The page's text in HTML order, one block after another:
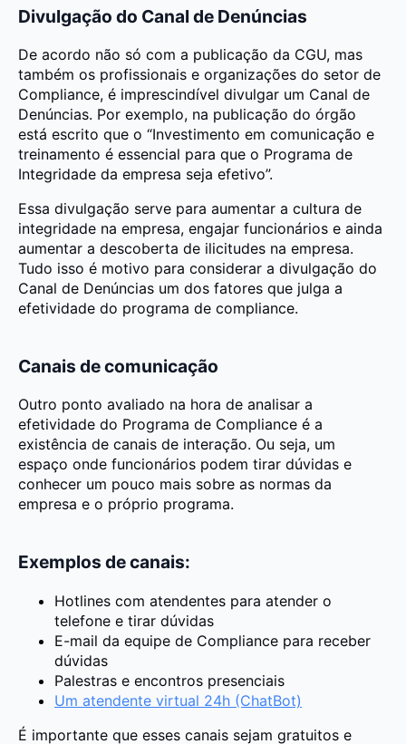
Divulgação do Canal de Denúncias
De acordo não só com a publicação da CGU, mas
também os profissionais e organizações do setor de
Compliance, é imprescindível divulgar um Canal de
Denúncias. Por exemplo, na publicação do órgão
está escrito que o “Investimento em comunicação e
treinamento é essencial para que o Programa de
Integridade da empresa seja efetivo”.
Essa divulgação serve para aumentar a cultura de
integridade na empresa, engajar funcionários e ainda
aumentar a descoberta de ilicitudes na empresa.
Tudo isso é motivo para considerar a divulgação do
Canal de Denúncias um dos fatores que julga a
efetividade do programa de compliance.
Canais de comunicação
Outro ponto avaliado na hora de analisar a
efetividade do Programa de Compliance é a
existência de canais de interação. Ou seja, um
espaço onde funcionários podem tirar dúvidas e
conhecer um pouco mais sobre as normas da
empresa e o próprio programa.
Exemplos de canais:
Hotlines com atendentes para atender o
telefone e tirar dúvidas
E-mail da equipe de Compliance para receber
dúvidas
Palestras e encontros presenciais
Um atendente virtual 24h (ChatBot)
É importante que esses canais sejam gratuitos e